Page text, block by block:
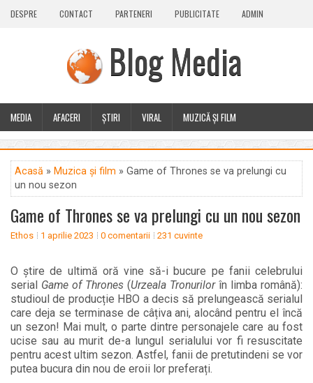
DESPRE CONTACT PARTENERI PUBLICITATE ADMIN
Blog Media
MEDIA AFACERI ȘTIRI VIRAL
MUZICĂ ȘI FILM
CALEIDOSCOP
BLOG GUEST POST PLUS
Acasă » Muzica și film » Game of Thrones se va prelungi cu
un nou sezon
Game of Thrones se va prelungi cu un nou sezon
Ethos 1 aprilie 2023 0 comentarii 231 cuvinte
O știre de ultimă oră vine să-i bucure pe fanii celebrului
serial Game of Thrones (Urzeala Tronurilorîn limba română):
studioul de producție HBO a decis să prelungească serialul
care deja se terminase de câțiva ani, alocând pentru el încă
un sezon! Mai mult, o parte dintre personajele care au fost
ucise sau au murit de-a lungul serialului vor fi resuscitate
pentru acest ultim sezon. Astfel, fanii de pretutindeni se vor
putea bucura din nou de eroii lor preferați.